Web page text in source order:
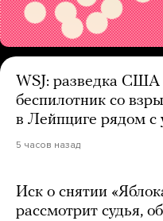
WSJ: разведка США
беспилотник со
в Лейпциге рядом с
5 часов назад
Иск о снятии
рассмотрит судья,